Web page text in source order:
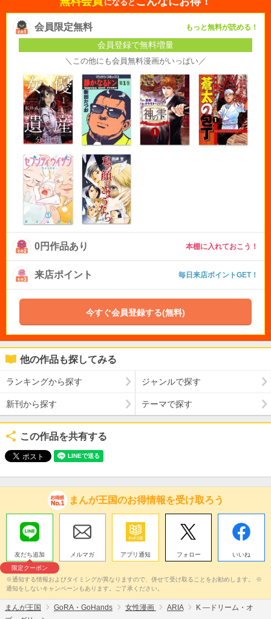
になると
会員限定無料 もっと無料が読める！
会員登録で無料増量
＼この他にも会員無料漫画がいっぱい／
0円作品あり 本棚に入れておこう！
来店ポイント 毎日来店ポイントGET！
今すぐ会員登録する(無料)
他の作品も探してみる
ランキングから探す ジャンルで探す
新刊から探す テーマで探す
この作品を共有する
まんが王国のお得情報を受け取ろう
友だち追加
限定クーポン
メルマガ アプリ通知 フォロー いいね
※通知する情報およびタイミングが異なりますので、併せて受け取ることをお勧めします。 ※
通知をしないキャンペーンもあります。ご了承ください。
まんが王国 GoRA・GoHands 女性漫画 ARIA
K ―ドリーム・オ